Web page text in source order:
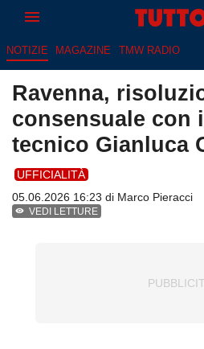
NOTIZIE MAGAZINE TMW RADIO
Ravenna,
consensuale con
tecnico Gianluca
UFFICIALITÀ
05.06.2026 16:23 di Marco Pieracci
VEDI LETTURE